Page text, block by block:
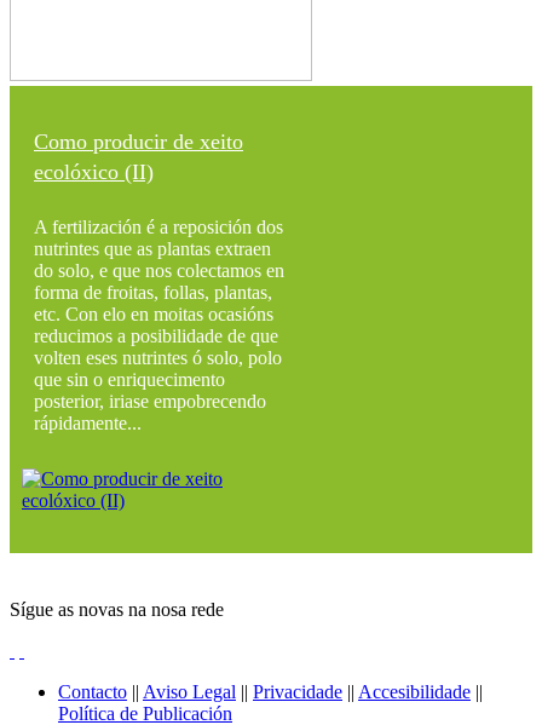
Como producir de xeito
ecolóxico (II)
A fertilización é a reposición dos
nutrintes que as plantas extraen
do solo, e que nos colectamos en
forma de froitas, follas, plantas,
etc. Con elo en moitas ocasións
reducimos a posibilidade de que
volten eses nutrintes ó solo, polo
que sin o enriquecimento
posterior, iriase empobrecendo
rápidamente...
Sígue as novas na nosa rede
Contacto || Aviso Legal || Privacidade || Accesibilidade ||
Política de Publicación